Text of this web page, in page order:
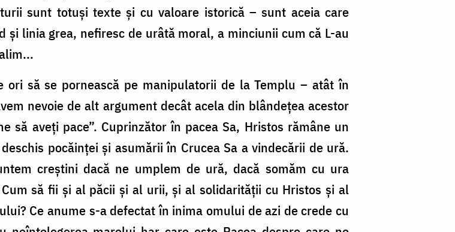
sunt totuși texte și cu valoare istorică – sunt aceia care
linia grea, nefiresc de urâtă moral, a minciunii cum că L-au
să se pornească pe manipulatorii de la Templu – atât în
nevoie de alt argument decât acela din blândețea acestor
să aveți pace”. Cuprinzător în pacea Sa, Hristos rămâne un
pocăinței și asumării în Crucea Sa a vindecării de ură.
creștini dacă ne umplem de ură, dacă somăm cu ura
să fii și al păcii și al urii, și al solidarității cu Hristos și al
Ce anume s-a defectat în inima omului de azi de crede cu